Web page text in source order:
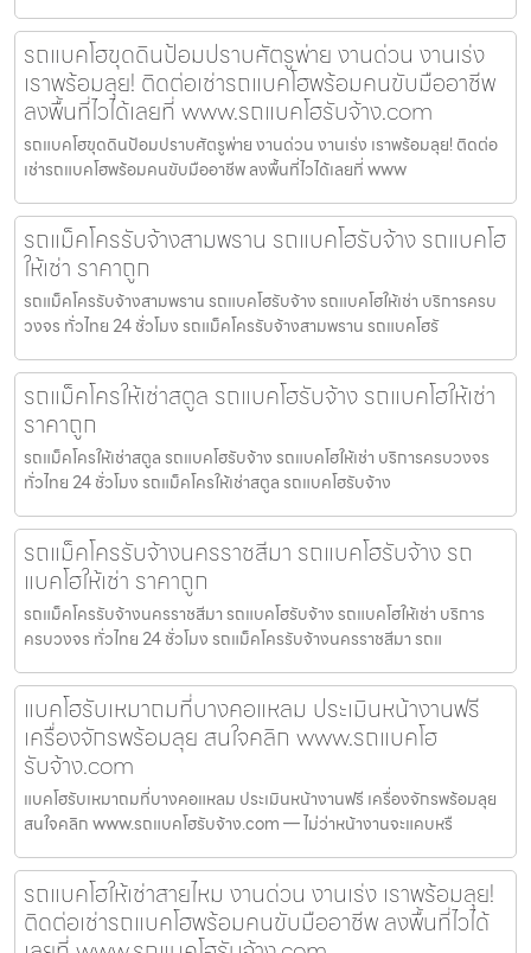
รถแบคโฮขุดดินป้อมปราบศัตรูพ่าย งานด่วน งานเร่ง
เราพร้อมลุย! ติดต่อเช่ารถแบคโฮพร้อมคนขับมืออาชีพ
ลงพื้นที่ไวได้เลยที่ www.รถแบคโฮรับจ้าง.com
รถแบคโฮขุดดินป้อมปราบศัตรูพ่าย งานด่วน งานเร่ง เราพร้อมลุย! ติดต่อ
เช่ารถแบคโฮพร้อมคนขับมืออาชีพ ลงพื้นที่ไวได้เลยที่ www
รถแม็คโครรับจ้างสามพราน รถแบคโฮรับจ้าง รถแบคโฮ
ให้เช่า ราคาถูก
รถแม็คโครรับจ้างสามพราน รถแบคโฮรับจ้าง รถแบคโฮให้เช่า บริการครบ
วงจร ทั่วไทย 24 ชั่วโมง รถแม็คโครรับจ้างสามพราน รถแบคโฮรั
รถแม็คโครให้เช่าสตูล รถแบคโฮรับจ้าง รถแบคโฮให้เช่า
ราคาถูก
รถแม็คโครให้เช่าสตูล รถแบคโฮรับจ้าง รถแบคโฮให้เช่า บริการครบวงจร
ทั่วไทย 24 ชั่วโมง รถแม็คโครให้เช่าสตูล รถแบคโฮรับจ้าง
รถแม็คโครรับจ้างนครราชสีมา รถแบคโฮรับจ้าง รถ
แบคโฮให้เช่า ราคาถูก
รถแม็คโครรับจ้างนครราชสีมา รถแบคโฮรับจ้าง รถแบคโฮให้เช่า บริการ
ครบวงจร ทั่วไทย 24 ชั่วโมง รถแม็คโครรับจ้างนครราชสีมา รถแ
แบคโฮรับเหมาถมที่บางคอแหลม ประเมินหน้างานฟรี
เครื่องจักรพร้อมลุย สนใจคลิก www.รถแบคโฮ
รับจ้าง.com
แบคโฮรับเหมาถมที่บางคอแหลม ประเมินหน้างานฟรี เครื่องจักรพร้อมลุย
สนใจคลิก www.รถแบคโฮรับจ้าง.com — ไม่ว่าหน้างานจะแคบหรื
รถแบคโฮให้เช่าสายไหม งานด่วน งานเร่ง เราพร้อมลุย!
ติดต่อเช่ารถแบคโฮพร้อมคนขับมืออาชีพ ลงพื้นที่ไวได้